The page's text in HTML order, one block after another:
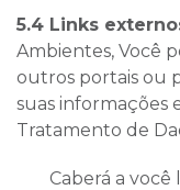
5.4 Links
Ambientes, Você
outros portais ou
suas informações
Tratamento de
Caberá a